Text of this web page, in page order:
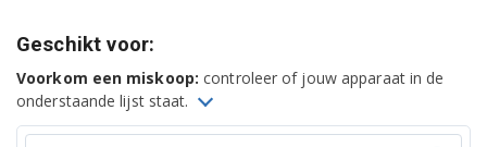
Geschikt voor:
Voorkom een miskoop: controleer of jouw apparaat in de
onderstaande lijst staat.